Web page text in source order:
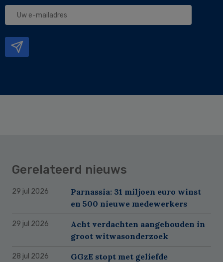
Uw
Gerelateerd nieuws
29 jul 2026
Parnassia: 31 miljoen euro winst
en 500 nieuwe medewerkers
29 jul 2026
Acht verdachten aangehouden in
groot witwasonderzoek
28 jul 2026
GGzE stopt met geliefde